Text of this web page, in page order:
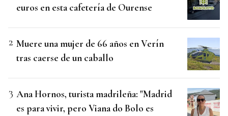
euros en esta cafetería de Ourense
Muere una mujer de 66 años en Verín
tras caerse de un caballo
Ana Hornos, turista madrileña: "Madrid
es para vivir, pero Viana do Bolo es